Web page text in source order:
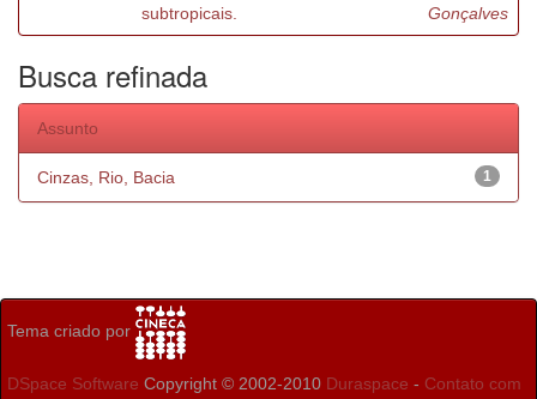
subtropicais.
Gonçalves
Busca refinada
Assunto
1
Cinzas, Rio, Bacia
Tema criado por
DSpace Software Copyright © 2002-2010 Duraspace - Contato com